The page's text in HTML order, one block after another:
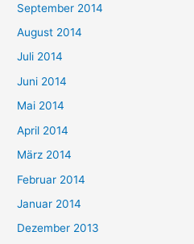
September 2014
August 2014
Juli 2014
Juni 2014
Mai 2014
April 2014
März 2014
Februar 2014
Januar 2014
Dezember 2013